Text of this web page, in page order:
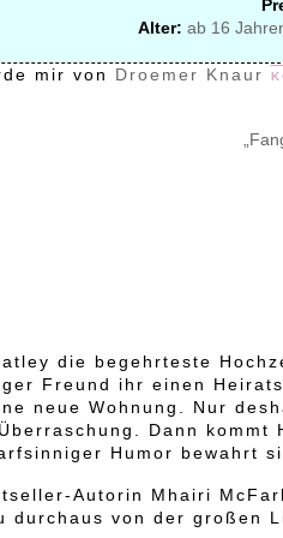
Alter: ab 16
mir von Droemer Knaur
die begehrteste
Freund ihr einen
neue Wohnung. Nur
Dann
Humor bewahrt
Autorin Mhairi
durchaus von der großen